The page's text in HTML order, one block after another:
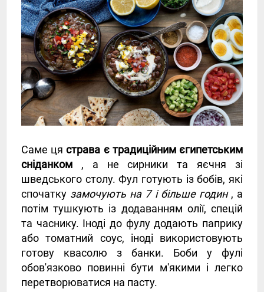
Саме цястрава є традиційним єгипетським
сніданком , а не сирники та яєчня зі
шведського столу. Фул готують із бобів, які
спочатку замочують на 7 і більше годин, а
потім тушкують із додаванням олії, спецій
та часнику. Іноді до фулу додають паприку
або томатний соус, іноді використовують
готову квасолю з банки. Боби у фулі
обов'язково повинні бути м'якими і легко
перетворюватися на пасту.